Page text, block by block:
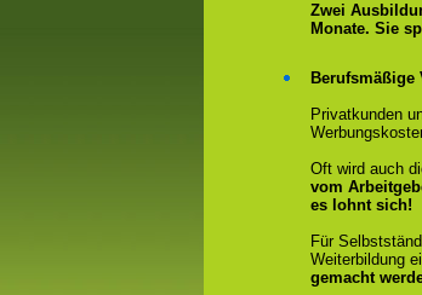
Zwei
Monate. Sie
Berufsmäßige
Privatkunden
Oft wird auch
vom
es lohnt sich!
Für
Weiterbildung
gemacht